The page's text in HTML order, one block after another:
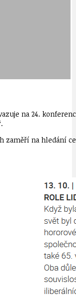
na 24.
.
zaměří na hledání